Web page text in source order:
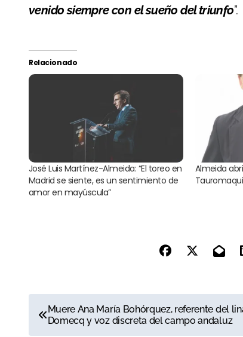
venido siempre con el sueño del triunfo”.
Relacionado
José Luis Martínez-Almeida: “El toreo en
Madrid se siente, es un sentimiento de
amor en mayúscula”
Almeida
N
a
Muere Ana María Bohórquez, referente del
Domecq y voz discreta del campo andaluz